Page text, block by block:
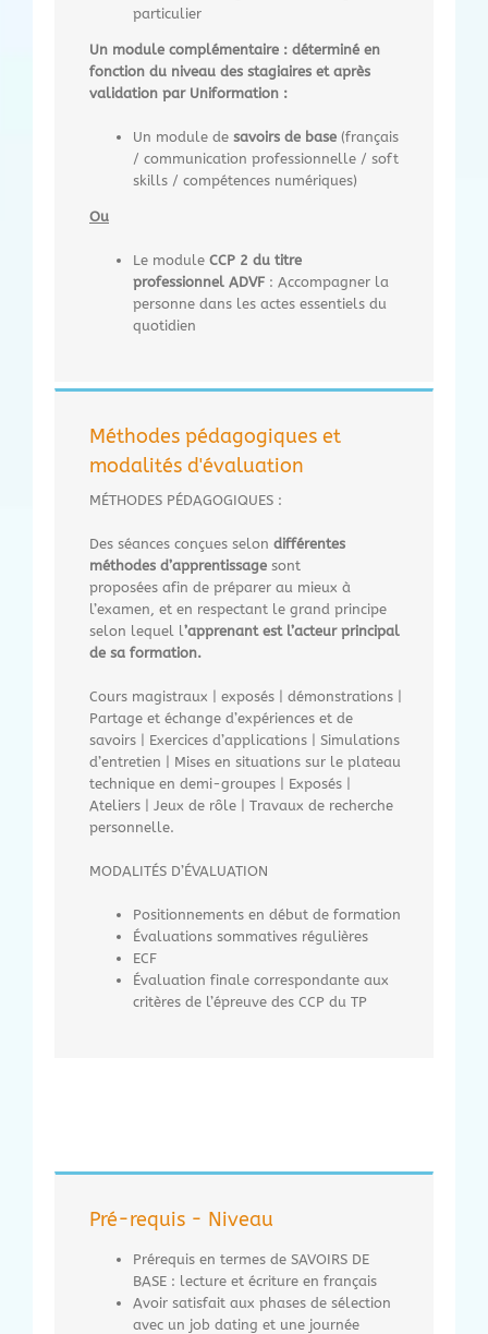
particulier
Un module complémentaire : déterminé en
fonction du niveau des stagiaires et après
validation par Uniformation :
Un module de savoirs de base (français
/ communication professionnelle / soft
skills / compétences numériques)
Ou
Le module CCP 2 du titre
professionnel ADVF : Accompagner la
personne dans les actes essentiels du
quotidien
Méthodes pédagogiques et
modalités d'évaluation
MÉTHODES PÉDAGOGIQUES :
Des séances conçues selon différentes
méthodes d’apprentissage sont
proposées afin de préparer au mieux à
l’examen, et en respectant le grand principe
selon lequel l’apprenant est l’acteur principal
de sa formation.
Cours magistraux | exposés | démonstrations |
Partage et échange d’expériences et de
savoirs | Exercices d’applications | Simulations
d’entretien | Mises en situations sur le plateau
technique en demi-groupes | Exposés |
Ateliers | Jeux de rôle | Travaux de recherche
personnelle.
MODALITÉS D’ÉVALUATION
Positionnements en début de formation
Évaluations sommatives régulières
ECF
Évaluation finale correspondante aux
critères de l’épreuve des CCP du TP
Pré-requis - Niveau
Prérequis en termes de SAVOIRS DE
BASE : lecture et écriture en français
Avoir satisfait aux phases de sélection
avec un job dating et une journée